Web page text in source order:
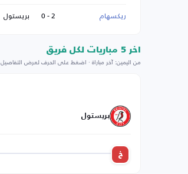
ريكسهام
2 - 0 بريستول
اخر 5 مباريات لكل فريق
من اليمين: آخر مباراة · اضغط على الحرف لعرض التفاصيل
بريستول
خ